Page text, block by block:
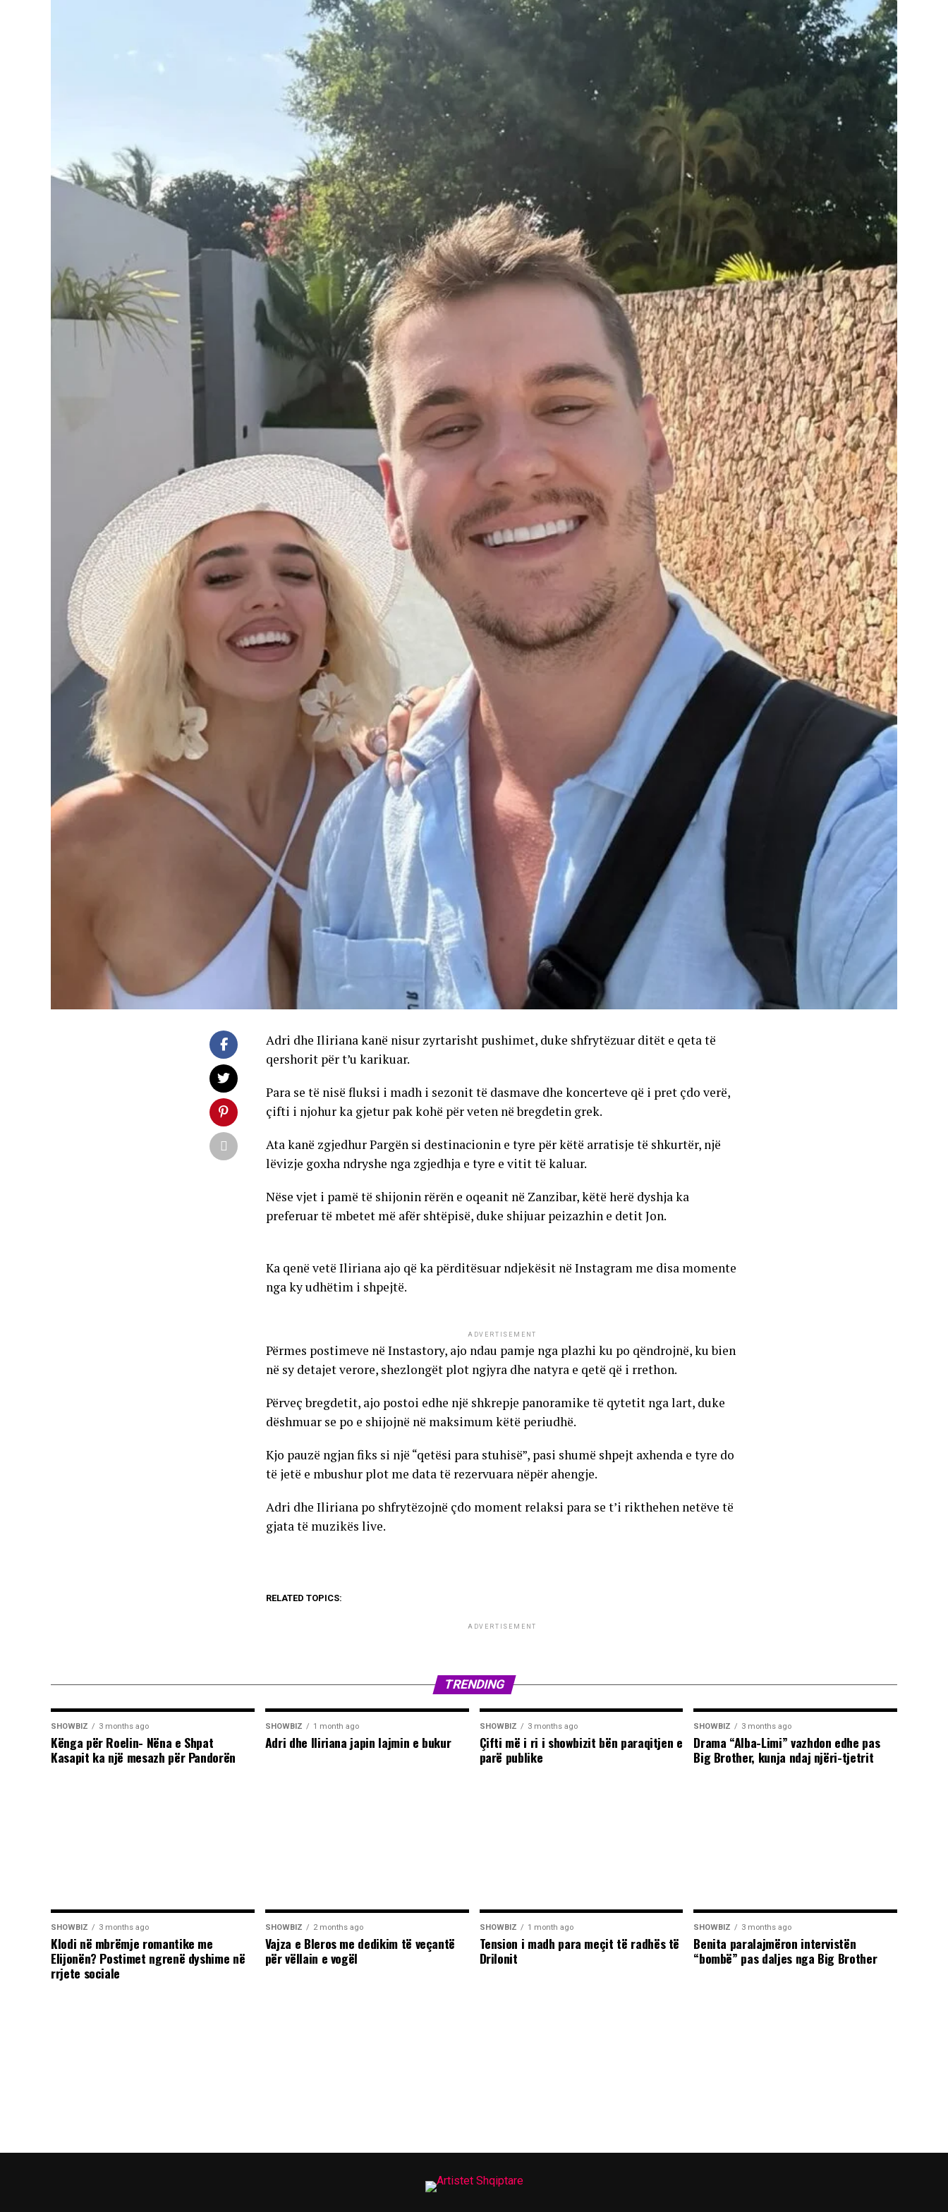
Adri dhe Iliriana kanë nisur zyrtarisht pushimet, duke shfrytëzuar ditët e qeta të
qershorit për t’u karikuar.
Para se të nisë fluksi i madh i sezonit të dasmave dhe koncerteve që i pret çdo verë,
çifti i njohur ka gjetur pak kohë për veten në bregdetin grek.
Ata kanë zgjedhur Pargën si destinacionin e tyre për këtë arratisje të shkurtër, një
lëvizje goxha ndryshe nga zgjedhja e tyre e vitit të kaluar.
Nëse vjet i pamë të shijonin rërën e oqeanit në Zanzibar, këtë herë dyshja ka
preferuar të mbetet më afër shtëpisë, duke shijuar peizazhin e detit Jon.
Ka qenë vetë Iliriana ajo që ka përditësuar ndjekësit në Instagram me disa momente
nga ky udhëtim i shpejtë.
ADVERTISEMENT
Përmes postimeve në Instastory, ajo ndau pamje nga plazhi ku po qëndrojnë, ku bien
në sy detajet verore, shezlongët plot ngjyra dhe natyra e qetë që i rrethon.
Përveç bregdetit, ajo postoi edhe një shkrepje panoramike të qytetit nga lart, duke
dëshmuar se po e shijojnë në maksimum këtë periudhë.
Kjo pauzë ngjan fiks si një “qetësi para stuhisë”, pasi shumë shpejt axhenda e tyre do
të jetë e mbushur plot me data të rezervuara nëpër ahengje.
Adri dhe Iliriana po shfrytëzojnë çdo moment relaksi para se t’i rikthehen netëve të
gjata të muzikës live.
RELATED TOPICS:
ADVERTISEMENT
TRENDING
SHOWBIZ 3 months ago
Kënga për Roelin- Nëna e Shpat
Kasapit ka një mesazh për Pandorën
SHOWBIZ 1 month ago
Adri dhe Iliriana japin lajmin e bukur
SHOWBIZ 3 months ago
Çifti më i ri i showbizit bën paraqitjen e
parë publike
SHOWBIZ 3 months ago
Drama “Alba-Limi” vazhdon edhe pas
Big Brother, kunja ndaj njëri-tjetrit
SHOWBIZ 3 months ago
Klodi në mbrëmje romantike me
Elijonën? Postimet ngrenë dyshime në
rrjete sociale
SHOWBIZ 2 months ago
Vajza e Bleros me dedikim të veçantë
për vëllain e vogël
SHOWBIZ 1 month ago
Tension i madh para meçit të radhës të
Drilonit
SHOWBIZ 3 months ago
Benita paralajmëron intervistën
“bombë” pas daljes nga Big Brother